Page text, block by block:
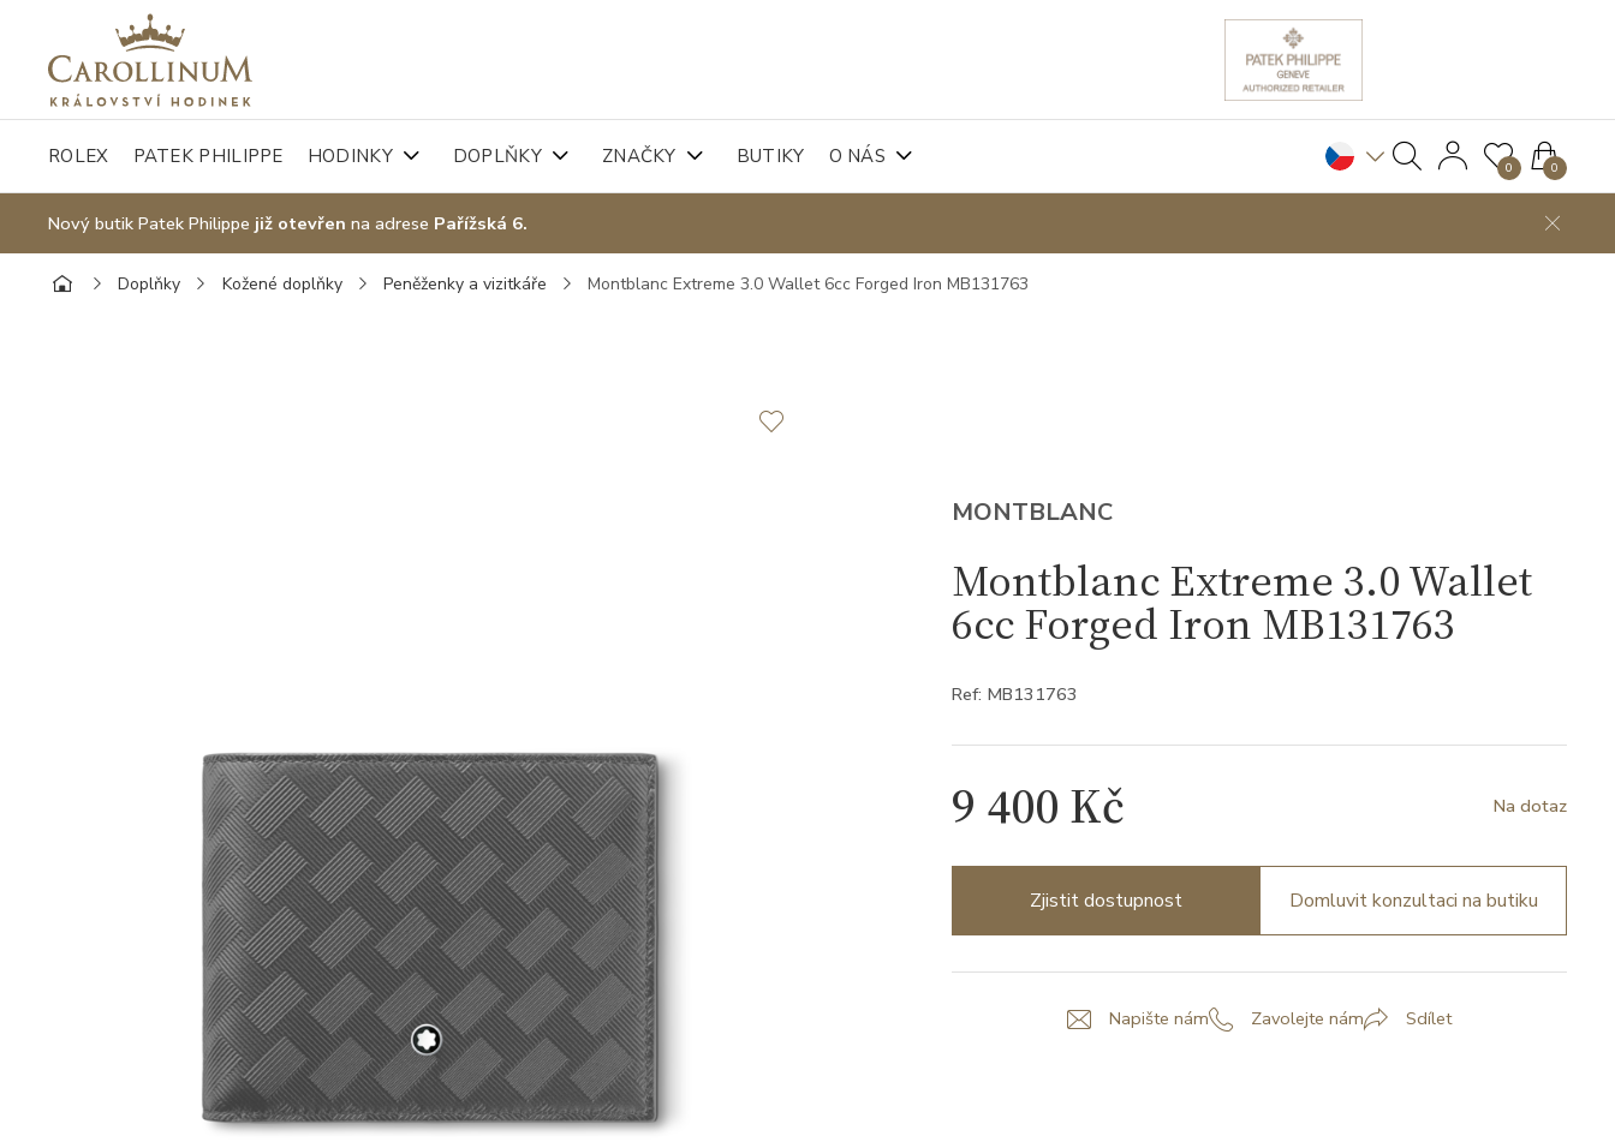
ROLEX PATEK PHILIPPE HODINKY DOPLŇKY ZNAČKY BUTIKY O NÁS 0 0
Nový butik Patek Philippe již otevřen na adrese Pařížská 6.
Doplňky Kožené doplňky Peněženky a vizitkáře Montblanc Extreme 3.0 Wallet 6cc Forged Iron MB131763
MONTBLANC
Montblanc Extreme 3.0 Wallet
6cc Forged Iron MB131763
Ref: MB131763
9 400 Kč Na dotaz
Zjistit dostupnost Domluvit konzultaci na butiku
Napište nám Zavolejte nám Sdílet